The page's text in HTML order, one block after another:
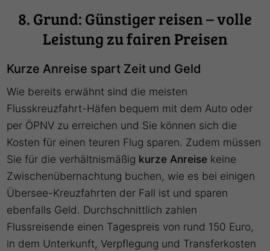
8. Grund: Günstiger reisen – volle
Leistung zu fairen Preisen
Kurze Anreise spart Zeit und Geld
Wie bereits erwähnt sind die meisten
Flusskreuzfahrt-Häfen bequem mit dem Auto oder
per ÖPNV zu erreichen und Sie können sich die
Kosten für einen teuren Flug sparen. Zudem müssen
Sie für die verhältnismäßig kurze Anreise keine
Zwischenübernachtung buchen, wie es bei einigen
Übersee-Kreuzfahrten der Fall ist und sparen
ebenfalls Geld. Durchschnittlich zahlen
Flussreisende einen Tagespreis von rund 150 Euro,
in dem Unterkunft, Verpflegung und Transferkosten